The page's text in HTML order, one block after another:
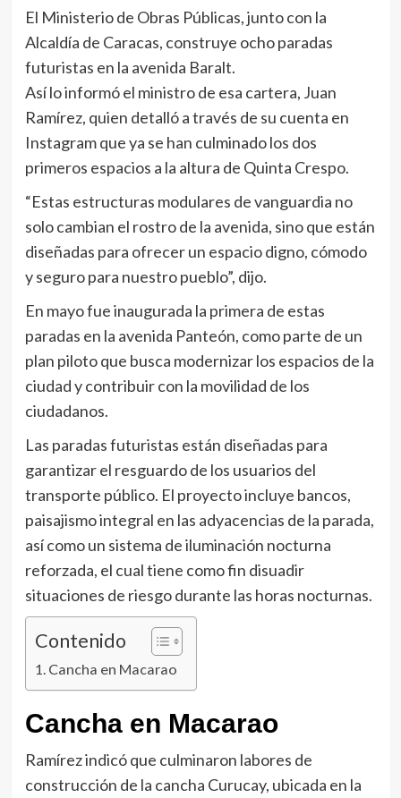
El Ministerio de Obras Públicas, junto con la
Alcaldía de Caracas, construye ocho paradas
futuristas en la avenida Baralt.
Así lo informó el ministro de esa cartera, Juan
Ramírez, quien detalló a través de su cuenta en
Instagram que ya se han culminado los dos
primeros espacios a la altura de Quinta Crespo.
“​Estas estructuras modulares de vanguardia no
solo cambian el rostro de la avenida, sino que están
diseñadas para ofrecer un espacio digno, cómodo
y seguro para nuestro pueblo”, dijo.
En mayo fue inaugurada la primera de estas
paradas en la avenida Panteón, como parte de un
plan piloto que busca modernizar los espacios de la
ciudad y contribuir con la movilidad de los
ciudadanos.
Las paradas futuristas están diseñadas para
garantizar el resguardo de los usuarios del
transporte público. El proyecto incluye bancos,
paisajismo integral en las adyacencias de la parada,
así como un sistema de iluminación nocturna
reforzada, el cual tiene como fin disuadir
situaciones de riesgo durante las horas nocturnas.
Contenido
Cancha en Macarao
Cancha en Macarao
Ramírez indicó que culminaron labores de
construcción de la cancha Curucay, ubicada en la